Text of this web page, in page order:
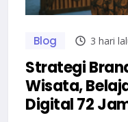
Blog 3 hari
Strategi
Wisata,
Digital 72